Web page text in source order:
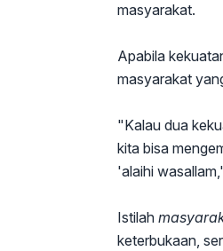
masyarakat.
Apabila
masyarakat
"Kalau dua
kita bisa
'alaihi
Istilah
keterbukaan,